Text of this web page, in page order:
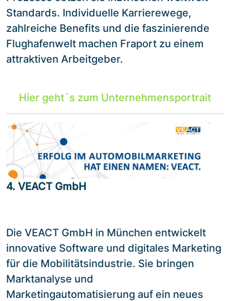
Standards. Individuelle Karrierewege,
zahlreiche Benefits und die faszinierende
Flughafenwelt machen Fraport zu einem
attraktiven Arbeitgeber.
Hier geht´s zum Unternehmensportrait
4. VEACT GmbH
Die VEACT GmbH in München entwickelt
innovative Software und digitales Marketing
für die Mobilitätsindustrie. Sie bringen
Marktanalyse und
Marketingautomatisierung auf ein neues